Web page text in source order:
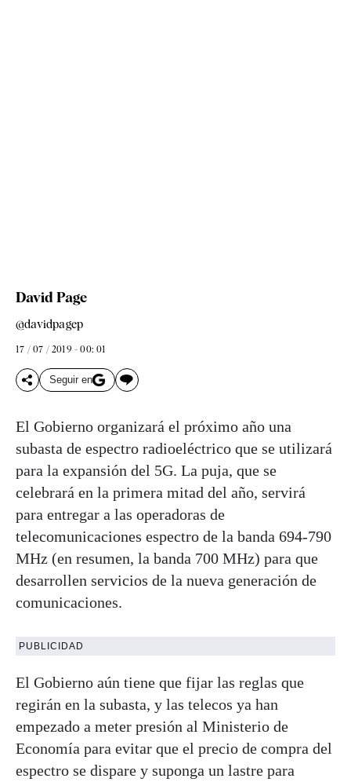
David Page
@davidpagep
17 / 07 / 2019 - 00: 01
Seguir en
El Gobierno organizará el próximo año una
subasta de espectro radioeléctrico que se utilizará
para la expansión del 5G. La puja, que se
celebrará en la primera mitad del año, servirá
para entregar a las operadoras de
telecomunicaciones espectro de la banda 694-790
MHz (en resumen, la banda 700 MHz) para que
desarrollen servicios de la nueva generación de
comunicaciones.
PUBLICIDAD
El Gobierno aún tiene que fijar las reglas que
regirán en la subasta, y las telecos ya han
empezado a meter presión al Ministerio de
Economía para evitar que el precio de compra del
espectro se dispare y suponga un lastre para